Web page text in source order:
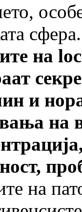
сфера.
на
и
на
на